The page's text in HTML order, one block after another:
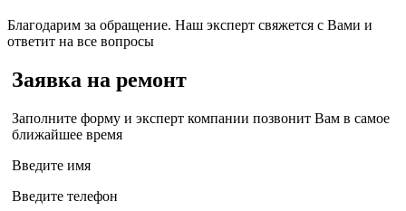
Благодарим за обращение. Наш эксперт свяжется с Вами и
ответит на все вопросы
Заявка на ремонт
Заполните форму и эксперт компании позвонит Вам в самое
ближайшее время
Введите имя
Введите телефон